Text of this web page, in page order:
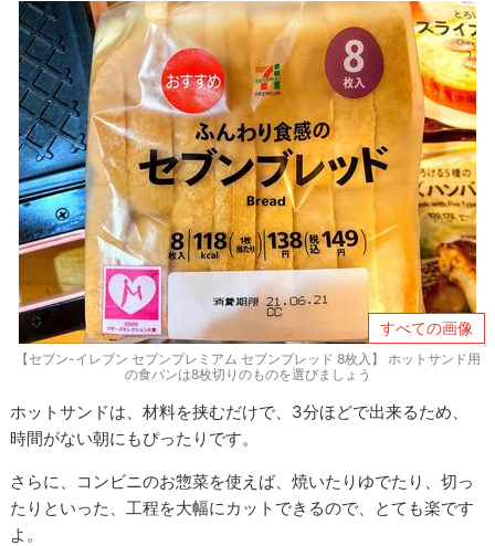
すべての画像
【セブン-イレブン セブンプレミアム セブンブレッド 8枚入】 ホットサンド用
の食パンは8枚切りのものを選びましょう
ホットサンドは、材料を挟むだけで、3分ほどで出来るため、
時間がない朝にもぴったりです。
さらに、コンビニのお惣菜を使えば、焼いたりゆでたり、切っ
たりといった、工程を大幅にカットできるので、とても楽です
よ。